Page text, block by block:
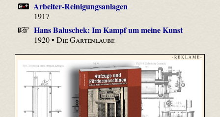
Arbeiter-Reinigungsanlagen
1917
Hans Baluschek: Im Kampf um meine Kunst
1920 •Die Gartenlaube
- R E K L A M E -